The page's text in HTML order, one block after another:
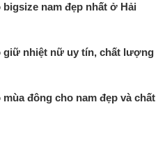
bigsize nam đẹp nhất ở Hải
giữ nhiệt nữ uy tín, chất lượng
mùa đông cho nam đẹp và chất